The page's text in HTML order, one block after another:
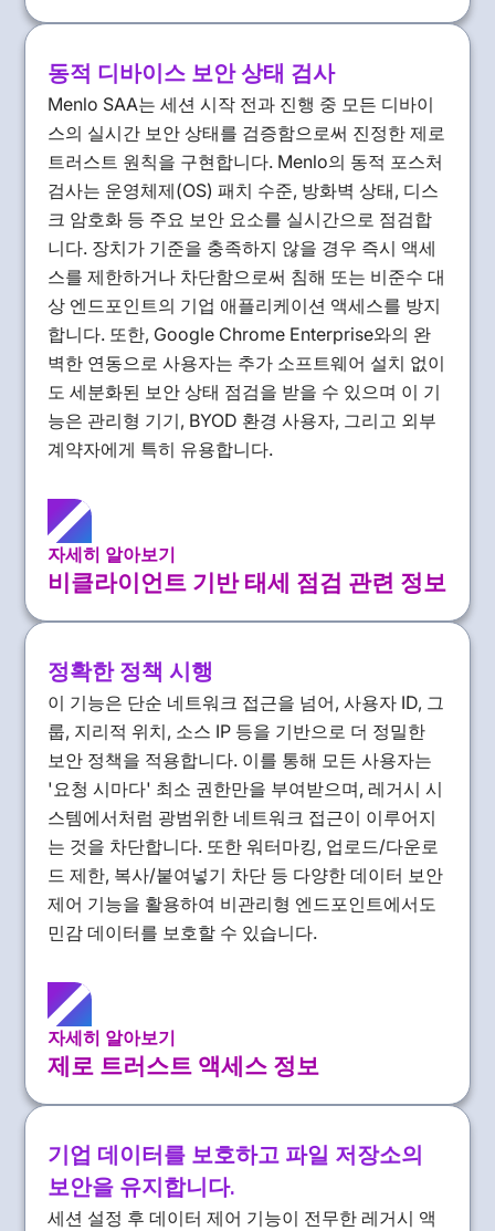
동적 디바이스 보안 상태 검사
Menlo SAA는 세션 시작 전과 진행 중 모든 디바이
스의 실시간 보안 상태를 검증함으로써 진정한 제로
트러스트 원칙을 구현합니다. Menlo의 동적 포스처
검사는 운영체제(OS) 패치 수준, 방화벽 상태, 디스
크 암호화 등 주요 보안 요소를 실시간으로 점검합
니다. 장치가 기준을 충족하지 않을 경우 즉시 액세
스를 제한하거나 차단함으로써 침해 또는 비준수 대
상 엔드포인트의 기업 애플리케이션 액세스를 방지
합니다. 또한, Google Chrome Enterprise와의 완
벽한 연동으로 사용자는 추가 소프트웨어 설치 없이
도 세분화된 보안 상태 점검을 받을 수 있으며 이 기
능은 관리형 기기, BYOD 환경 사용자, 그리고 외부
계약자에게 특히 유용합니다.
자세히 알아보기
비클라이언트 기반 태세 점검 관련 정보
정확한 정책 시행
이 기능은 단순 네트워크 접근을 넘어, 사용자 ID, 그
룹, 지리적 위치, 소스 IP 등을 기반으로 더 정밀한
보안 정책을 적용합니다. 이를 통해 모든 사용자는
'요청 시마다' 최소 권한만을 부여받으며, 레거시 시
스템에서처럼 광범위한 네트워크 접근이 이루어지
는 것을 차단합니다. 또한 워터마킹, 업로드/다운로
드 제한, 복사/붙여넣기 차단 등 다양한 데이터 보안
제어 기능을 활용하여 비관리형 엔드포인트에서도
민감 데이터를 보호할 수 있습니다.
자세히 알아보기
제로 트러스트 액세스 정보
기업 데이터를 보호하고 파일 저장소의
보안을 유지합니다.
세션 설정 후 데이터 제어 기능이 전무한 레거시 액